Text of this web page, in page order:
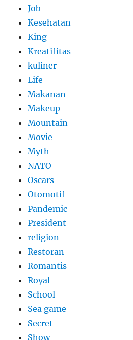
Job
Kesehatan
King
Kreatifitas
kuliner
Life
Makanan
Makeup
Mountain
Movie
Myth
NATO
Oscars
Otomotif
Pandemic
President
religion
Restoran
Romantis
Royal
School
Sea game
Secret
Show